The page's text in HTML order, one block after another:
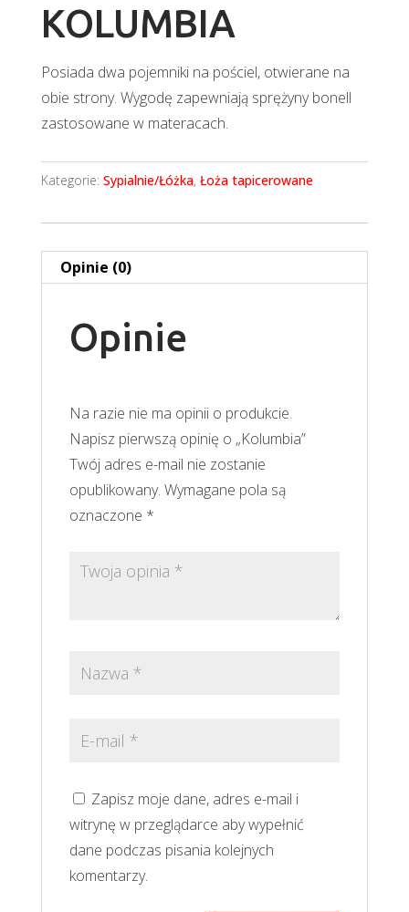
KOLUMBIA
Posiada dwa pojemniki na pościel, otwierane na
obie strony. Wygodę zapewniają sprężyny bonell
zastosowane w materacach.
Kategorie: Sypialnie/Łóżka, Łoża tapicerowane
Opinie (0)
Opinie
Na razie nie ma opinii o produkcie.
Napisz pierwszą opinię o „Kolumbia”
Twój adres e-mail nie zostanie
opublikowany. Wymagane pola są
oznaczone *
Zapisz moje dane, adres e-mail i
witrynę w przeglądarce aby wypełnić
dane podczas pisania kolejnych
komentarzy.